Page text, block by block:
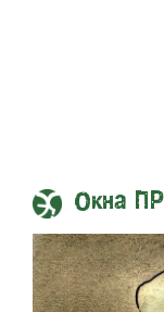
Окна